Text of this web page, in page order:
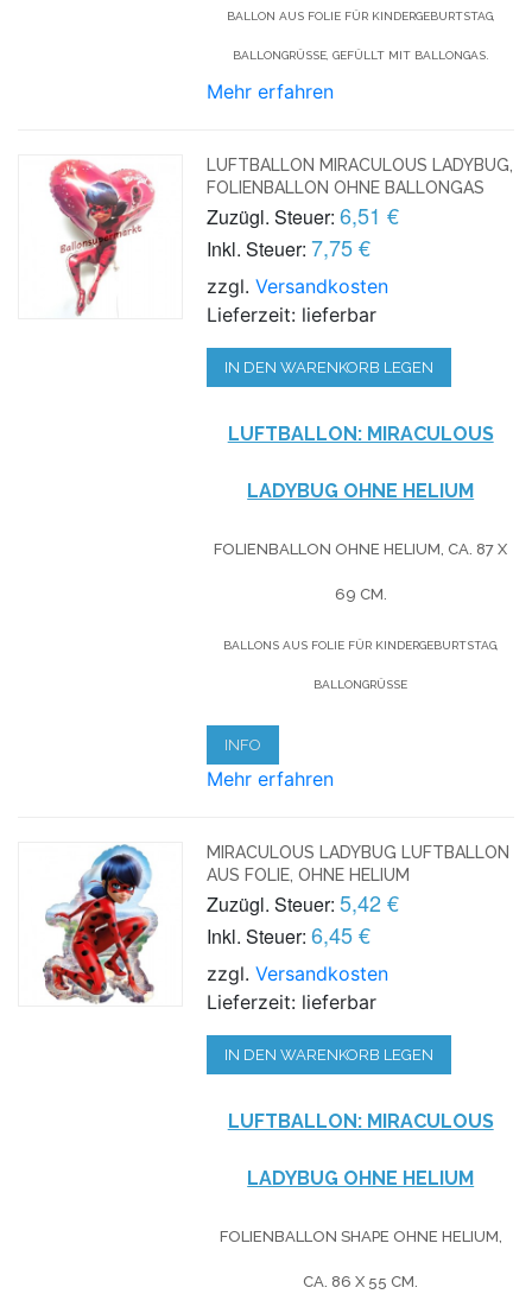
BALLON AUS FOLIE FÜR KINDERGEBURTSTAG,
BALLONGRÜSSE, GEFÜLLT MIT BALLONGAS.
Mehr erfahren
LUFTBALLON MIRACULOUS LADYBUG,
FOLIENBALLON OHNE BALLONGAS
Zuzügl. Steuer: 6,51 €
Inkl. Steuer: 7,75 €
zzgl.Versandkosten
Lieferzeit: lieferbar
IN DEN WARENKORB LEGEN
LUFTBALLON: MIRACULOUS
LADYBUG OHNE HELIUM
FOLIENBALLON OHNE HELIUM, CA. 87 X
69 CM.
BALLONS AUS FOLIE FÜR KINDERGEBURTSTAG,
BALLONGRÜSSE
INFO
Mehr erfahren
MIRACULOUS LADYBUG LUFTBALLON
AUS FOLIE, OHNE HELIUM
Zuzügl. Steuer: 5,42 €
Inkl. Steuer: 6,45 €
zzgl.Versandkosten
Lieferzeit: lieferbar
IN DEN WARENKORB LEGEN
LUFTBALLON: MIRACULOUS
LADYBUG OHNE HELIUM
FOLIENBALLON SHAPE OHNE HELIUM,
CA. 86 X 55 CM.